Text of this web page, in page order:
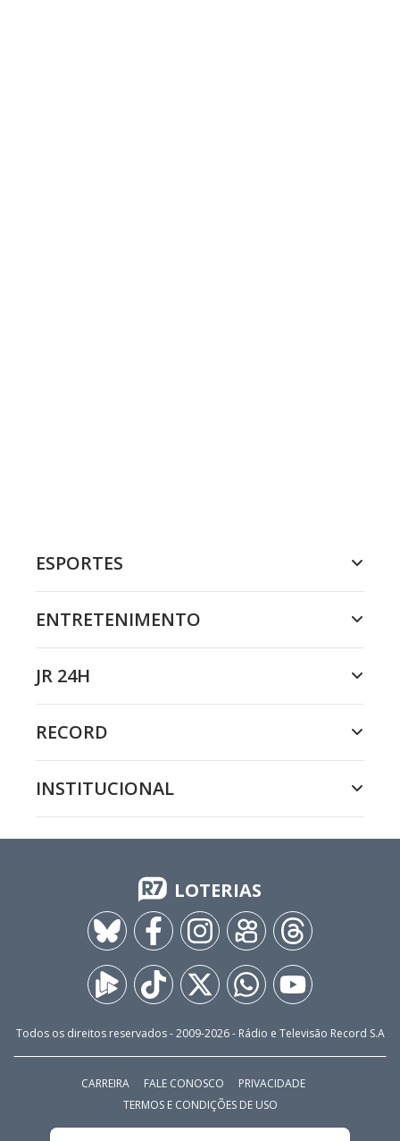
ESPORTES
ENTRETENIMENTO
JR 24H
RECORD
INSTITUCIONAL
LOTERIAS
Todos os direitos reservados - 2009-2026- Rádio e Televisão Record S.A
CARREIRA FALE CONOSCO
PRIVACIDADE
TERMOS E CONDIÇÕES DE USO